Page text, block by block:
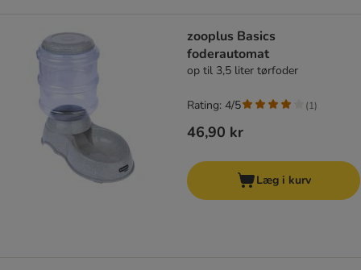
zooplus Basics
foderautomat
op til 3,5 liter tørfoder
46,90 kr
Rating: 4/5 (1)
Læg i kurv